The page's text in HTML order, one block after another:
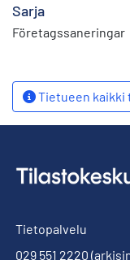
Sarja
Företagssaneringar
Tietueen kaikki
Tietopalvelu
029 551 2220